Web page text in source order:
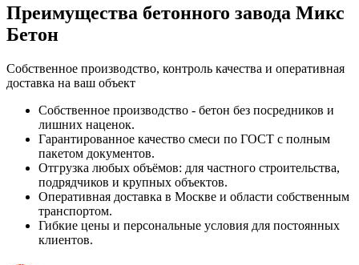
Преимущества бетонного завода Микс
Бетон
Собственное производство, контроль качества и оперативная
доставка на ваш объект
Собственное производство - бетон без посредников и
лишних наценок.
Гарантированное качество смеси по ГОСТ с полным
пакетом документов.
Отгрузка любых объёмов: для частного строительства,
подрядчиков и крупных объектов.
Оперативная доставка в Москве и области собственным
транспортом.
Гибкие цены и персональные условия для постоянных
клиентов.